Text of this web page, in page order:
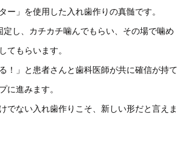
ー」を使用した入れ歯作りの真髄です。
定し、カチカチ噛んでもらい、その場で噛め
てもらいます。
！」と患者さんと歯科医師が共に確信が持て
に進みます。
でない入れ歯作りこそ、新しい形だと言えま